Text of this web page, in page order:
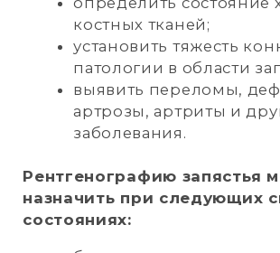
Некоторые возможности исследования:
обнаружение переломов, трещин,
вывихов в грудино-ключичном
и акромиально-ключичном суставах;
выявление остеопоротических
в кости;
определение врождённых
аномалий развития ключицы;
выявление последствий ранее
оценка артрозных изменений
медицинской практике для выявления
различных патологий, травм и аномалий.